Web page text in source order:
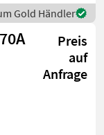
Gold Händler
Preis
auf
Anfrage